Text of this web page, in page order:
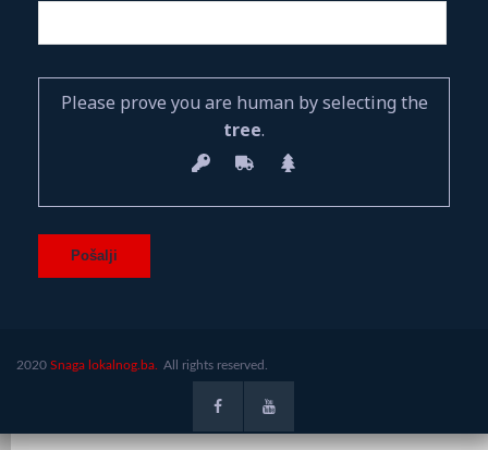
Please prove you are human by selecting the
tree.
2020 Snaga lokalnog.ba. All rights reserved.